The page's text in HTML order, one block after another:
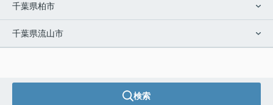
千葉県柏市
千葉県流山市
検索